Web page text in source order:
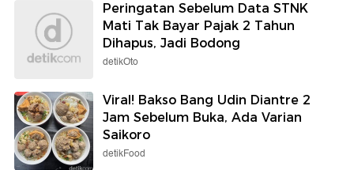
Peringatan Sebelum Data STNK
Mati Tak Bayar Pajak 2 Tahun
Dihapus, Jadi Bodong
detikOto
Viral! Bakso Bang Udin Diantre 2
Jam Sebelum Buka, Ada Varian
Saikoro
detikFood